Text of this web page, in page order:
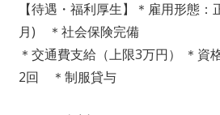
【待遇・福利厚生】＊雇用形態
月) ＊社会保険完備
＊交通費支給（上限3万円） ＊
2回 ＊制服貸与